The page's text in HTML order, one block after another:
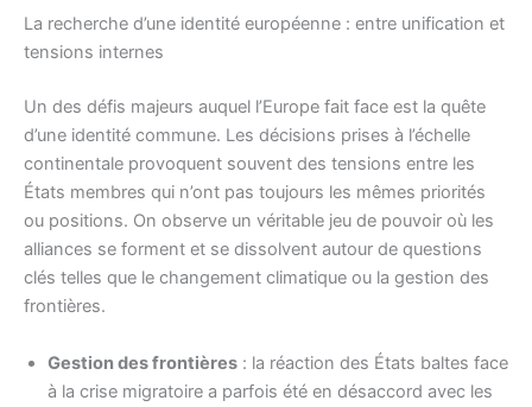
La recherche d’une identité européenne : entre unification et
tensions internes
Un des défis majeurs auquel l’Europe fait face est la quête
d’une identité commune. Les décisions prises à l’échelle
continentale provoquent souvent des tensions entre les
États membres qui n’ont pas toujours les mêmes priorités
ou positions. On observe un véritable jeu de pouvoir où les
alliances se forment et se dissolvent autour de questions
clés telles que le changement climatique ou la gestion des
frontières.
Gestion des frontières : la réaction des États baltes face
à la crise migratoire a parfois été en désaccord avec les